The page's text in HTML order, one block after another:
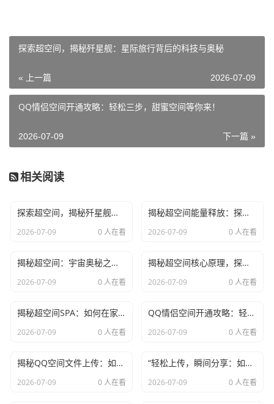
学习能力：保持好奇心，不断学习新知识，适应行业变
抗压能力
：面对工作压力，保持冷静，积极寻求解决方
案。
短期目标
长期目标：如成为公司高层管理人员、行业专家等。
在职场中，机会往往留给有准备的人。以下是一些建议：
案。
6. 持续成长
探索超空间，揭秘歼星舰：星际旅行背后的科技与奥秘
« 上一篇 2026-07-09
QQ情侣空间开通攻略：轻松三步，甜蜜空间等你来！
下一篇 »
2026-07-09
相关阅读
探索超空间，揭秘歼星舰：星际旅行背后的科技与奥秘
2026-07-09 0 人在看
揭秘超空间能量释放：探索未来能源的奥秘，改变世界的科技革新！
2026-07-09 0 人在看
揭秘超空间：宇宙奥秘之旅，带你探索宇宙的隐藏维度
2026-07-09 0 人在看
揭秘超空间核心原理，探索宇宙奥秘，带你领略科技前沿！
2026-07-09 0 人在看
揭秘超空间SPA：如何在家轻松享受太空级放松体验
2026-07-09 0 人在看
QQ情侣空间开通攻略：轻松三步，甜蜜空间等你来！
2026-07-09 0 人在看
揭秘QQ空间文件上传：如何轻松分享、保存和恢复你的珍贵资料
2026-07-09 0 人在看
“轻松上传，瞬间分享：如何在QQ空间发布小视频，轻松记录生活点滴”
2026-07-09 0 人在看